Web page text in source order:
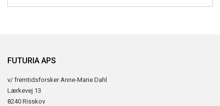
FUTURIA APS
v/ fremtidsforsker Anne-Marie Dahl
Lærkevej 13
8240 Risskov